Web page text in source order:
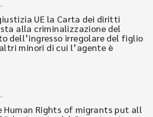
UE la Carta dei diritti
alla criminalizzazione del
dell’ingresso irregolare del figlio
minori di cui l’agente è
Human Rights of migrants put all